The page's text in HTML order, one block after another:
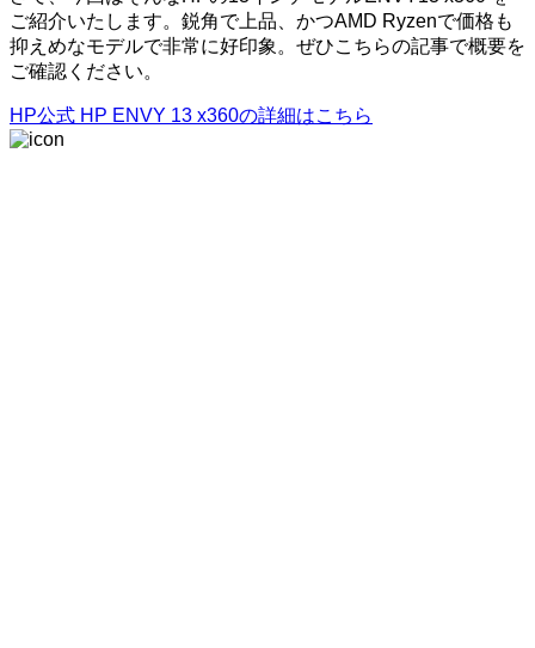
ご紹介いたします。鋭角で上品、かつAMD Ryzenで価格も
抑えめなモデルで非常に好印象。ぜひこちらの記事で概要を
ご確認ください。
HP公式 HP ENVY 13 x360の詳細はこちら